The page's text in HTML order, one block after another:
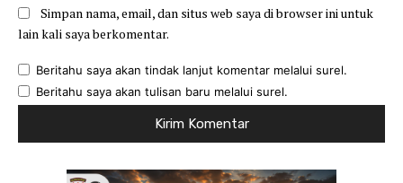
Simpan nama, email, dan situs web saya di browser ini untuk
lain kali saya berkomentar.
Beritahu saya akan tindak lanjut komentar melalui surel.
Beritahu saya akan tulisan baru melalui surel.